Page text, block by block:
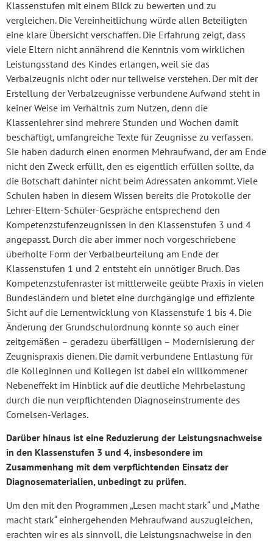
Klassenstufen mit einem Blick zu bewerten und zu
vergleichen. Die Vereinheitlichung würde allen Beteiligten
eine klare Übersicht verschaffen. Die Erfahrung zeigt, dass
viele Eltern nicht annährend die Kenntnis vom wirklichen
Leistungsstand des Kindes erlangen, weil sie das
Verbalzeugnis nicht oder nur teilweise verstehen. Der mit der
Erstellung der Verbalzeugnisse verbundene Aufwand steht in
keiner Weise im Verhältnis zum Nutzen, denn die
Klassenlehrer sind mehrere Stunden und Wochen damit
beschäftigt, umfangreiche Texte für Zeugnisse zu verfassen.
Sie haben dadurch einen enormen Mehraufwand, der am Ende
nicht den Zweck erfüllt, den es eigentlich erfüllen sollte, da
die Botschaft dahinter nicht beim Adressaten ankommt. Viele
Schulen haben in diesem Wissen bereits die Protokolle der
Lehrer-Eltern-Schüler-Gespräche entsprechend den
Kompetenzstufenzeugnissen in den Klassenstufen 3 und 4
angepasst. Durch die aber immer noch vorgeschriebene
überholte Form der Verbalbeurteilung am Ende der
Klassenstufen 1 und 2 entsteht ein unnötiger Bruch. Das
Kompetenzstufenraster ist mittlerweile geübte Praxis in vielen
Bundesländern und bietet eine durchgängige und effiziente
Sicht auf die Lernentwicklung von Klassenstufe 1 bis 4. Die
Änderung der Grundschulordnung könnte so auch einer
zeitgemäßen – geradezu überfälligen – Modernisierung der
Zeugnispraxis dienen. Die damit verbundene Entlastung für
die Kolleginnen und Kollegen ist dabei ein willkommener
Nebeneffekt im Hinblick auf die deutliche Mehrbelastung
durch die nun verpflichtenden Diagnoseinstrumente des
Cornelsen-Verlages.
Darüber hinaus ist eine Reduzierung der Leistungsnachweise
in den Klassenstufen 3 und 4, insbesondere im
Zusammenhang mit dem verpflichtenden Einsatz der
Diagnosematerialien, unbedingt zu prüfen.
Um den mit den Programmen „Lesen macht stark“ und „Mathe
macht stark“ einhergehenden Mehraufwand auszugleichen,
erachten wir es als sinnvoll, die Leistungsnachweise in den